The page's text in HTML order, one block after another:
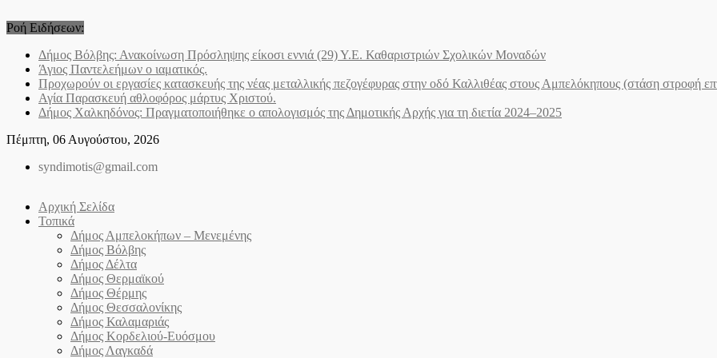
to
Ροή Ειδήσεων:
Δήμος Βόλβης: Ανακοίνωση Πρόσληψης είκοσι εννιά (29) Υ.Ε. Καθαριστριών Σχολικών Μοναδών
Άγιος Παντελεήμων o ιαματικός.
Προχωρούν οι εργασίες κατασκευής της νέας μεταλλικής πεζογέφυρας στην οδό Καλλιθέας στους Αμπελόκηπους (στάση στροφή
Αγία Παρασκευή αθλοφόρος μάρτυς Χριστού.
Δήμος Χαλκηδόνος: Πραγματοποιήθηκε ο απολογισμός της Δημοτικής Αρχής για τη διετία 2024–2025
Πέμπτη, 06 Αυγούστου, 2026
syndimotis@gmail.com
Αρχική Σελίδα
Τοπικά
Δήμος Αμπελοκήπων – Μενεμένης
Δήμος Βόλβης
Δήμος Δέλτα
Δήμος Θερμαϊκού
Δήμος Θέρμης
Δήμος Θεσσαλονίκης
Δήμος Καλαμαριάς
Δήμος Κορδελιού-Ευόσμου
Δήμος Λαγκαδά